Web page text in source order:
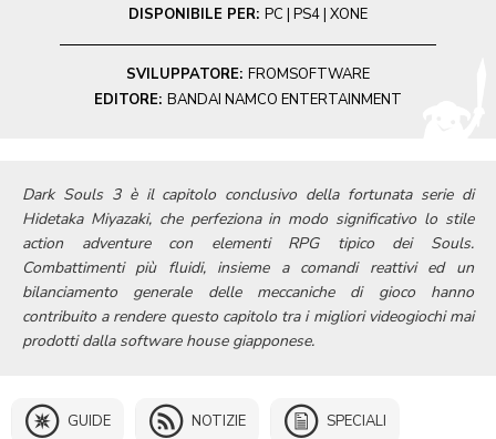
DISPONIBILE PER: PC | PS4 | XONE
SVILUPPATORE: FROMSOFTWARE
EDITORE: BANDAI NAMCO ENTERTAINMENT
Dark Souls 3 è il capitolo conclusivo della fortunata serie di
Hidetaka Miyazaki, che perfeziona in modo significativo lo stile
action adventure con elementi RPG tipico dei Souls.
Combattimenti più fluidi, insieme a comandi reattivi ed un
bilanciamento generale delle meccaniche di gioco hanno
contribuito a rendere questo capitolo tra i migliori videogiochi mai
prodotti dalla software house giapponese.
GUIDE NOTIZIE SPECIALI